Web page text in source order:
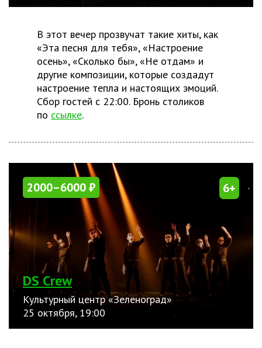
В этот вечер прозвучат такие хиты, как
«Эта песня для тебя», «Настроение
осень», «Сколько бы», «Не отдам» и
другие композиции, которые создадут
настроение тепла и настоящих эмоций.
Сбор гостей с 22:00. Бронь столиков
по ссылке.
DS Crew
Культурный центр «Зеленоград»
25 октября, 19:00
2000–6000 ₽ 6+